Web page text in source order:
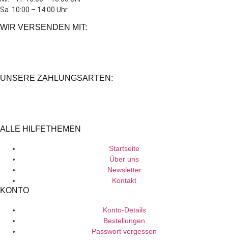
Sa. 10:00 – 14:00 Uhr
WIR VERSENDEN MIT:
UNSERE ZAHLUNGSARTEN:
ALLE HILFETHEMEN
Startseite
Über uns
Newsletter
Kontakt
KONTO
Konto-Details
Bestellungen
Passwort vergessen